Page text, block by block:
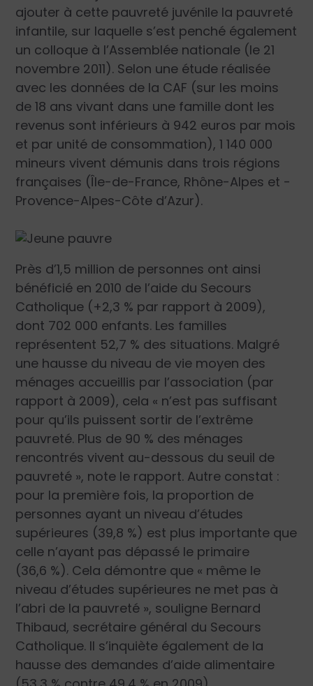
ajouter à cette pauvreté juvénile la pauvreté
infantile, sur laquelle s’est penché également
un colloque à l’Assemblée nationale (le 21
novem­bre 2011). Selon une étude réalisée
avec les données de la CAF (sur les moins
de 18 ans vivant dans une famille dont les
revenus sont inférieurs à 942 euros par mois
et par unité de consommation), 1 140 000
mineurs vivent démunis dans trois régions
françaises (Île-de-France, Rhône-Alpes et ­
Provence-Alpes-Côte d’Azur).
Près d’1,5 million de personnes ont ainsi
bénéficié en 2010 de l’aide du Secours
Catholique (+2,3 % par rapport à 2009),
dont 702 000 enfants. Les familles
représentent 52,7 % des situations. Malgré
une hausse du niveau de vie moyen des
ménages accueillis par l’association (par
rapport à 2009), cela « n’est pas suffisant
pour qu’ils puissent sortir de l’extrême
pauvreté. Plus de 90 % des ménages
rencontrés vivent au-dessous du seuil de
pauvreté », note le rapport. Autre constat :
pour la première fois, la proportion de
personnes ayant un niveau d’études
supérieures (39,8 %) est plus importante que
celle n’ayant pas dépassé le primaire
(36,6 %). Cela démontre que « même le
niveau d’études supérieures ne met pas à
l’abri de la pauvreté », souligne Bernard
Thibaud, secrétaire général du Secours
Catholique. Il s’inquiète également de la
hausse des demandes d’aide alimentaire